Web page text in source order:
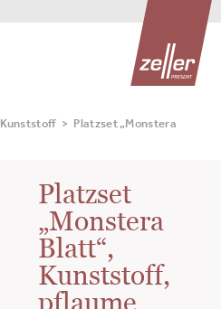
Kunststoff >
Platzset „Monstera
Platzset
„Monstera
Blatt“,
Kunststoff,
pflaume